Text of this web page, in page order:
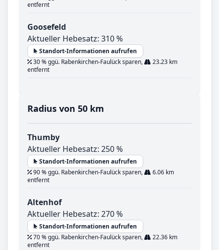
entfernt
Goosefeld
Aktueller Hebesatz: 310 %
Standort-Informationen aufrufen
30 % ggü. Rabenkirchen-Faulück sparen,
23.23 km
entfernt
Radius von 50 km
Thumby
Aktueller Hebesatz: 250 %
Standort-Informationen aufrufen
90 % ggü. Rabenkirchen-Faulück sparen,
6.06 km
entfernt
Altenhof
Aktueller Hebesatz: 270 %
Standort-Informationen aufrufen
70 % ggü. Rabenkirchen-Faulück sparen,
22.36 km
entfernt